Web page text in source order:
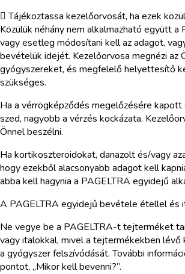
 Tájékoztassa kezelőorvosát, ha ezek
Közülük néhány nem alkalmazható együtt a
vagy esetleg módosítani kell az adagot,
bevételük idejét. Kezelőorvosa megnézi az
gyógyszereket, és megfelelő helyettesítő
szükséges.
Ha a vérrögképződés megelőzésére
szed, nagyobb a vérzés kockázata.
Önnel beszélni.
Ha kortikoszteroidokat, danazolt és/vagy
hogy ezekből alacsonyabb adagot kell
abba kell hagynia a PAGELTRA egyidejű
A PAGELTRA egyidejű bevétele étellel és
Ne vegye be a PAGELTRA-t tejterméket
vagy italokkal, mivel a tejtermékekben lévő
a gyógyszer felszívódását. További
pontot, „Mikor kell bevenni?”.